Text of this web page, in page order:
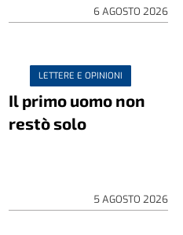
6 AGOSTO 2026
LETTERE E OPINIONI
Il primo uomo non
restò solo
5 AGOSTO 2026